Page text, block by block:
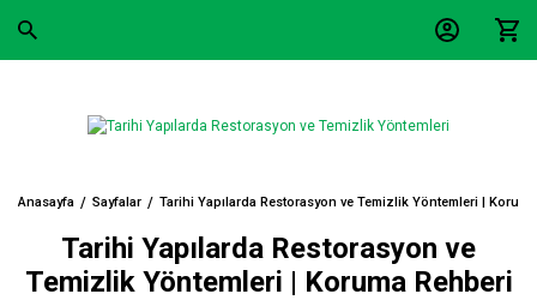
Anasayfa Sayfalar Tarihi Yapılarda Restorasyon ve Temizlik Yöntemleri |
Tarihi Yapılarda Restorasyon ve
Temizlik Yöntemleri | Koruma Rehberi